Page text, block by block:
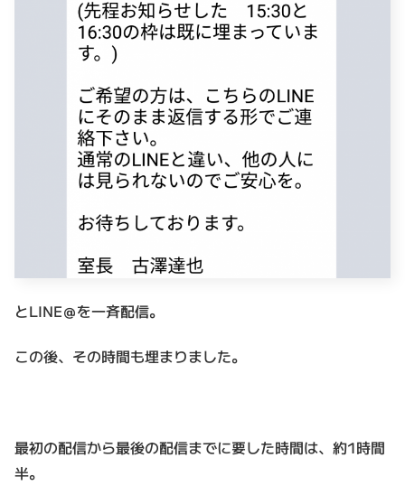
とLINE＠を一斉配信。
この後、その時間も埋まりました。
最初の配信から最後の配信までに要した時間は、約1時間
半。